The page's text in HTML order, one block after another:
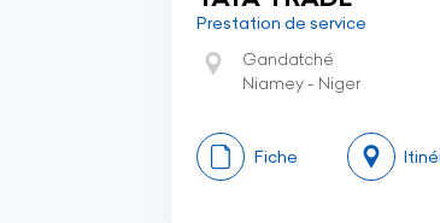
Prestation de service
Gandatché
Niamey - Niger
Fiche